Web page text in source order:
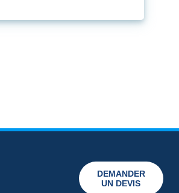
DEMANDER
UN DEVIS